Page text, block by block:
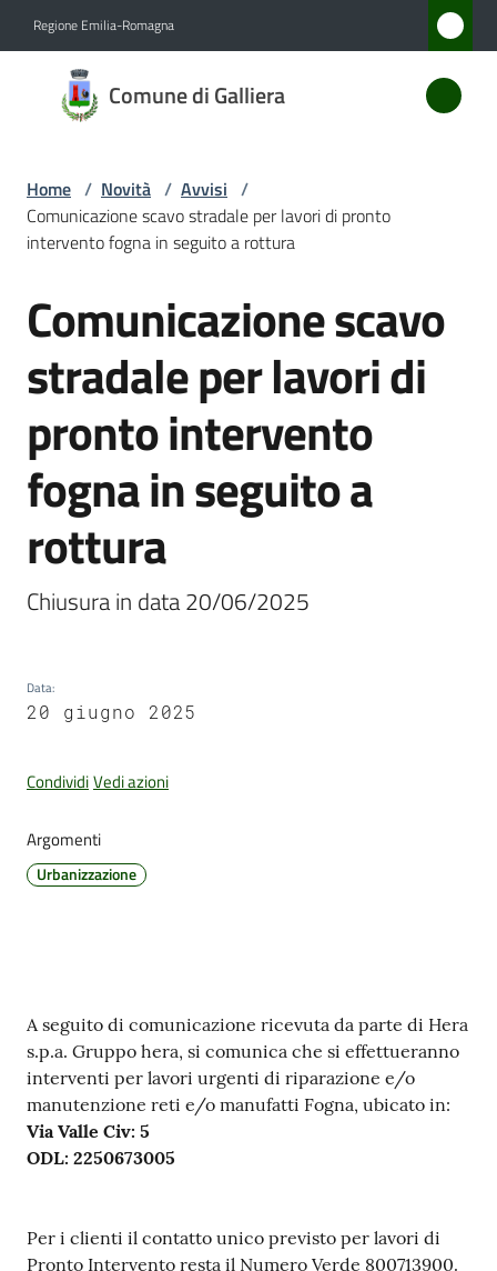
Regione Emilia-Romagna
Comune di Galliera
Comune
di
Amministrazione
Novità
Menu selezionato
Servizi
Vivere
Galliera
Amministrazione
Trasparente
gli
argomenti...
su
Home / Novità / Avvisi /
Comunicazione scavo stradale per lavori di pronto
intervento fogna in seguito a rottura
Salta al contenuto
Comunicazione scavo
stradale per lavori di
pronto intervento
fogna in seguito a
rottura
Chiusura in data 20/06/2025
Data:
20 giugno 2025
CondividiVedi azioni
Argomenti
Urbanizzazione
Contenuto
A seguito di comunicazione ricevuta da parte di Hera
s.p.a. Gruppo hera, si comunica che si effettueranno
interventi per lavori urgenti di riparazione e/o
manutenzione reti e/o manufatti Fogna, ubicato in:
Via Valle Civ: 5
ODL: 2250673005
Per i clienti il contatto unico previsto per lavori di
Pronto Intervento resta il Numero Verde 800713900.